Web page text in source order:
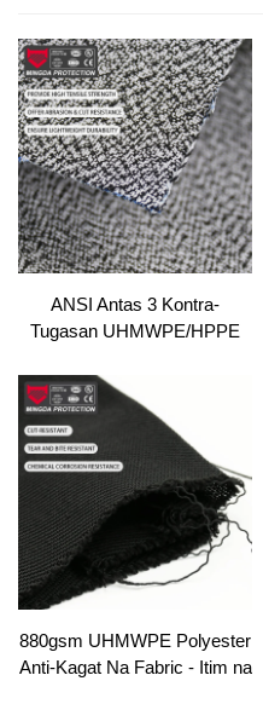
ANSI Antas 3 Kontra-
Tugasan UHMWPE/HPPE
Trabaho, Pagsusuring ng
Bag, OEKO-TEX Certified
880gsm UHMWPE Polyester
Anti-Kagat Na Fabric - Itim na